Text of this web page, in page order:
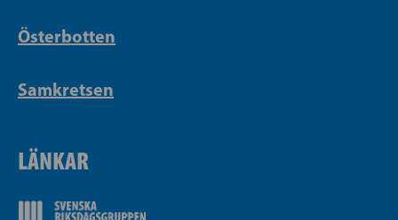
Österbotten
Samkretsen
LÄNKAR